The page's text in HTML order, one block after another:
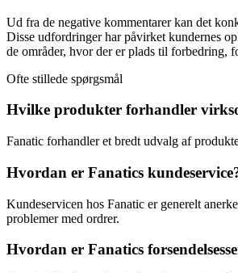
Ud fra de negative kommentarer kan det
Disse udfordringer har påvirket kundernes
de områder, hvor der er plads til forbedring,
Ofte stillede spørgsmål
Hvilke produkter forhandler
Fanatic forhandler et bredt udvalg af
Hvordan er Fanatics
Kundeservicen hos Fanatic er generelt
problemer med ordrer.
Hvordan er Fanatics